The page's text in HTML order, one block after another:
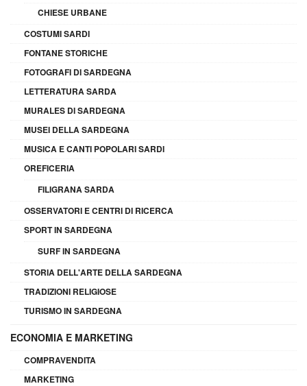
CHIESE URBANE
COSTUMI SARDI
FONTANE STORICHE
FOTOGRAFI DI SARDEGNA
LETTERATURA SARDA
MURALES DI SARDEGNA
MUSEI DELLA SARDEGNA
MUSICA E CANTI POPOLARI SARDI
OREFICERIA
FILIGRANA SARDA
OSSERVATORI E CENTRI DI RICERCA
SPORT IN SARDEGNA
SURF IN SARDEGNA
STORIA DELL'ARTE DELLA SARDEGNA
TRADIZIONI RELIGIOSE
TURISMO IN SARDEGNA
ECONOMIA E MARKETING
COMPRAVENDITA
MARKETING